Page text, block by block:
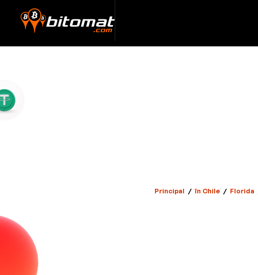
Principal / în Chile / Florida